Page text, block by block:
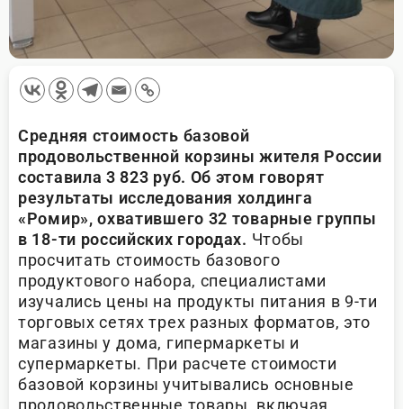
Средняя стоимость базовой
продовольственной корзины жителя России
составила 3 823 руб. Об этом говорят
результаты исследования холдинга
«Ромир», охватившего 32 товарные группы
в 18-ти российских городах. Чтобы
просчитать стоимость базового
продуктового набора, специалистами
изучались цены на продукты питания в 9-ти
торговых сетях трех разных форматов, это
магазины у дома, гипермаркеты и
супермаркеты. При расчете стоимости
базовой корзины учитывались основные
продовольственные товары, включая